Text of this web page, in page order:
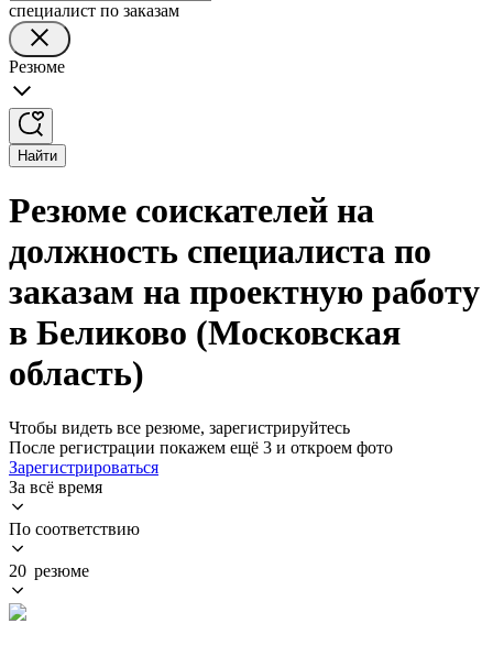
специалист по заказам
Резюме
Найти
Резюме соискателей на
должность специалиста по
заказам на проектную работу
в Беликово (Московская
область)
Чтобы видеть все резюме, зарегистрируйтесь
После регистрации покажем ещё 3 и откроем фото
Зарегистрироваться
За всё время
По соответствию
20 резюме